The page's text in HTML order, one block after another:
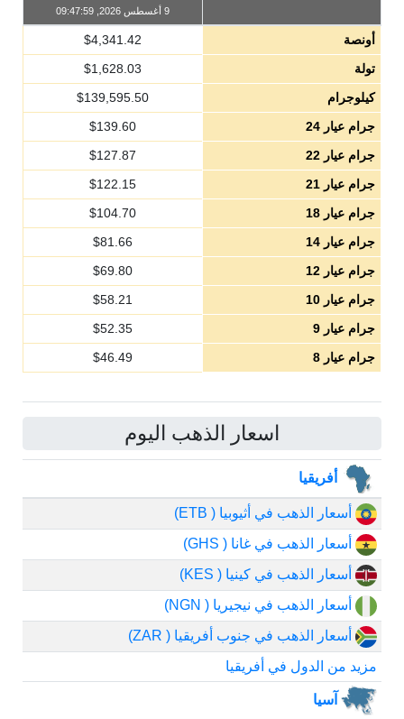
9 أغسطس 2026, 09:47:59
أونصة $4,341.42
تولة
$1,628.03
كيلوجرام
$139,595.50
جرام عيار 24
$139.60
جرام عيار 22
$127.87
جرام عيار 21
$122.15
جرام عيار 18
$104.70
جرام عيار 14
$81.66
جرام عيار 12
$69.80
جرام عيار 10
$58.21
جرام عيار 9
$52.35
جرام عيار 8
$46.49
اسعار الذهب اليوم
أفريقيا
أسعار الذهب في أثيوبيا ( ETB)
أسعار الذهب في غانا ( GHS)
أسعار الذهب في كينيا ( KES)
أسعار الذهب في نيجيريا ( NGN)
أسعار الذهب في جنوب أفريقيا ( ZAR)
مزيد من الدول في أفريقيا
آسيا